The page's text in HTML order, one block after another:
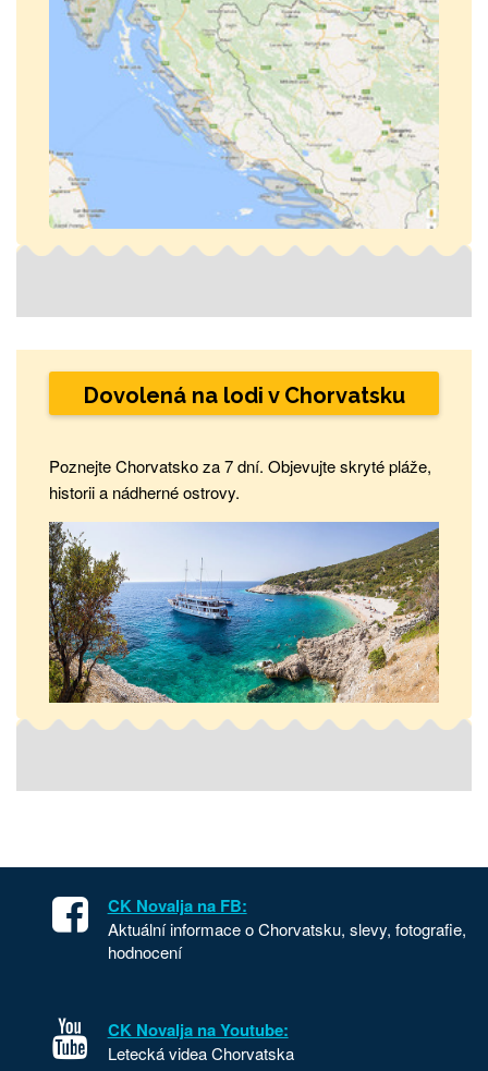
Dovolená na lodi v Chorvatsku
Poznejte Chorvatsko za 7 dní. Objevujte skryté pláže,
historii a nádherné ostrovy.
CK Novalja na FB:
Aktuální informace o Chorvatsku, slevy, fotografie,
hodnocení
CK Novalja na Youtube:
Letecká videa Chorvatska